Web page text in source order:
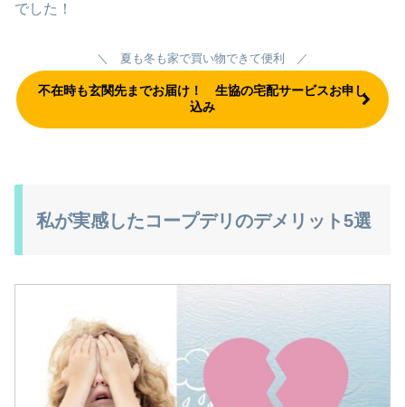
でした！
＼ 夏も冬も家で買い物できて便利 ／
不在時も玄関先までお届け！ 生協の宅配サービスお申し
込み
私が実感したコープデリのデメリット5選